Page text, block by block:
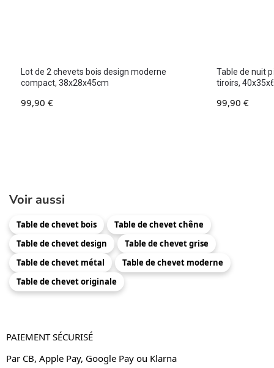
Lot de 2 chevets bois design moderne
compact, 38x28x45cm
99,90 €
Table de nuit
tiroirs,
99,90 €
Voir aussi
Table de chevet bois
Table de chevet chêne
Table de chevet design
Table de chevet grise
Table de chevet métal
Table de chevet moderne
Table de chevet originale
PAIEMENT SÉCURISÉ
Par CB, Apple Pay, Google Pay ou Klarna